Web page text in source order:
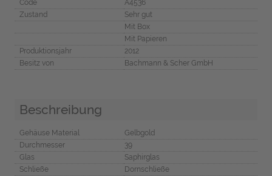
Code
A4536
Zustand
Sehr gut
Mit Box
Mit Papieren
Produktionsjahr
2012
Besitz von
Bachmann & Scher GmbH
Beschreibung
Gehäuse Material
Gelbgold
Durchmesser
39
Glas
Saphirglas
Schließe
Dornschließe